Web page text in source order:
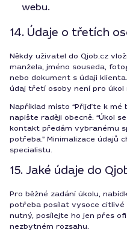
webu.
14. Údaje o třetích
Někdy uživatel do Qjob.cz
manžela, jméno souseda,
nebo dokument s údaji
údaj třetí osoby není pro úkol
Například místo “Přijďte k mé
napište raději obecně: “Úkol
kontakt předám vybranému
potřeba.” Minimalizace údajů
specialistu.
15. Jaké údaje do
Pro běžné zadání úkolu,
potřeba posílat vysoce citlivé
nutný, posílejte ho jen přes
nezbytném rozsahu.